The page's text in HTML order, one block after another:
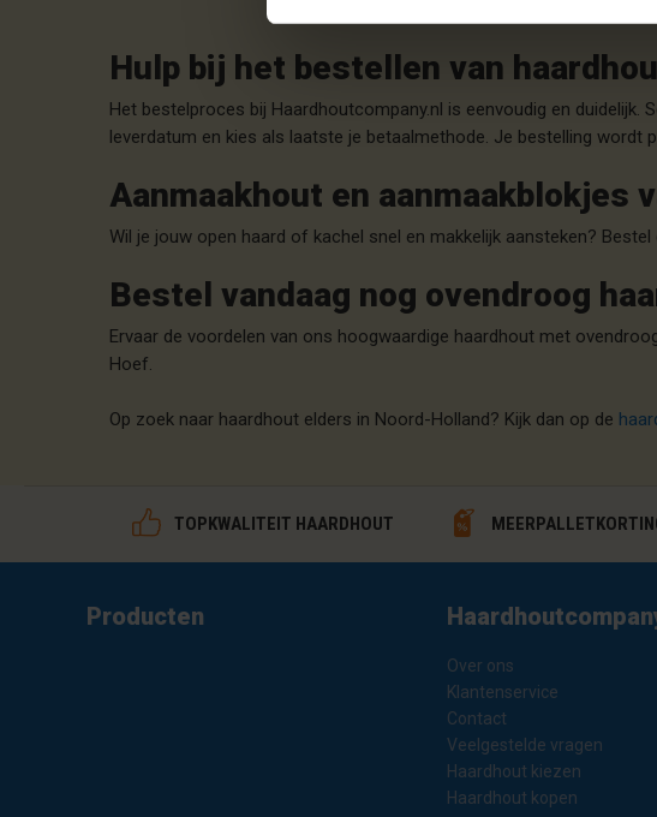
Hulp bij het bestellen van
Het bestelproces bij Haardhoutcompany.nl is eenvoudig en
leverdatum en kies als laatste je betaalmethode. Je bestelling wordt
Aanmaakhout en aanmaakblokjes
Wil je jouw open haard of kachel snel en makkelijk aansteken? Bestel
Bestel vandaag nog ovendroog
Ervaar de voordelen van ons hoogwaardige haardhout met
Hoef.
Op zoek naar haardhout elders in Noord-Holland? Kijk dan op de
TOPKWALITEIT HAARDHOUT
Producten
Over ons
Klantenservice
Contact
Veelgestelde vragen
Haardhout kiezen
Haardhout kopen